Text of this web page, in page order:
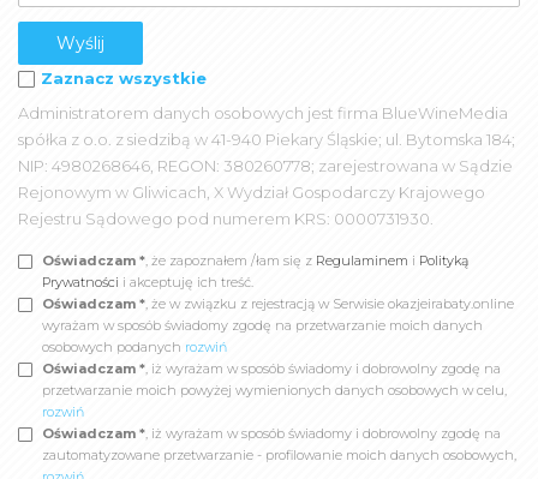
Zaznacz wszystkie
Administratorem danych osobowych jest firma BlueWineMedia
spółka z o.o. z siedzibą w 41-940 Piekary Śląskie; ul. Bytomska 184;
NIP: 4980268646, REGON: 380260778; zarejestrowana w Sądzie
Rejonowym w Gliwicach, X Wydział Gospodarczy Krajowego
Rejestru Sądowego pod numerem KRS: 0000731930.
Oświadczam *, że zapoznałem /łam się z Regulaminem i Polityką
Prywatności i akceptuję ich treść.
Oświadczam *, że w związku z rejestracją w Serwisie okazjeirabaty.online
wyrażam w sposób świadomy zgodę na przetwarzanie moich danych
osobowych podanych rozwiń
Oświadczam *, iż wyrażam w sposób świadomy i dobrowolny zgodę na
przetwarzanie moich powyżej wymienionych danych osobowych w celu,
rozwiń
Oświadczam *, iż wyrażam w sposób świadomy i dobrowolny zgodę na
zautomatyzowane przetwarzanie - profilowanie moich danych osobowych,